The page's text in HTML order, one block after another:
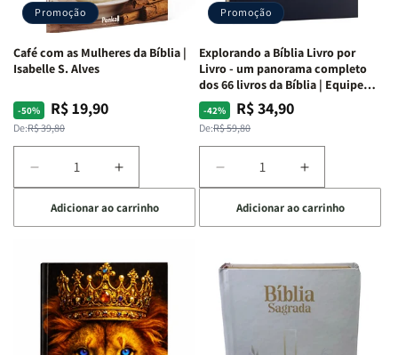
|
Preta
|
|
|
Promoção
Café com as Mulheres da Bíblia |
Isabelle S. Alves
-50%
Preço
normal
De:R$ 39,80
Preço
promocional
R$ 19,90
Diminuir
a
quantidade
de
com
Mulheres
da
Bíblia
Aumentar
a
quantidade
de
com
as
Mulheres
da
Bíblia
Adicionar ao carrinho
Promoção
Explorando a Bíblia Livro por
Livro - um panorama completo
dos 66 livros da Bíblia | Equipe
teológica Penkal
-42%
Preço
normal
De:R$ 59,80
Preço
promocional
R$ 34,90
Diminuir
a
quantidade
de
a
Bíblia
Livro
por
Livro
Aumentar
a
quantidade
de
a
Bíblia
Livro
Adicionar ao carrinho